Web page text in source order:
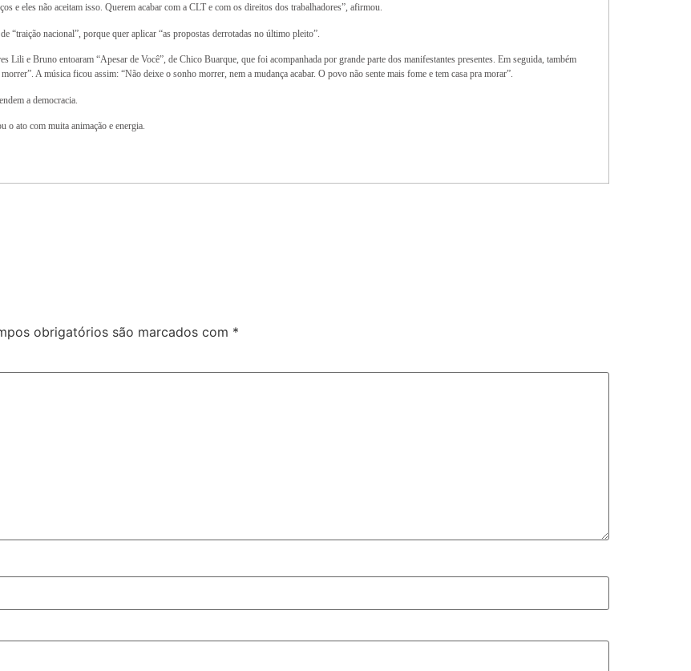
e eles não aceitam isso. Querem acabar com a CLT e com os direitos dos trabalhadores”, afirmou.
“traição nacional”, porque quer aplicar “as propostas derrotadas no último pleito”.
e Bruno entoaram “Apesar de Você”, de Chico Buarque, que foi acompanhada por grande parte dos manifestantes presentes. Em seguida, também
A música ficou assim: “Não deixe o sonho morrer, nem a mudança acabar. O povo não sente mais fome e tem casa pra morar”.
a democracia.
o ato com muita animação e energia.
obrigatórios são marcados com *